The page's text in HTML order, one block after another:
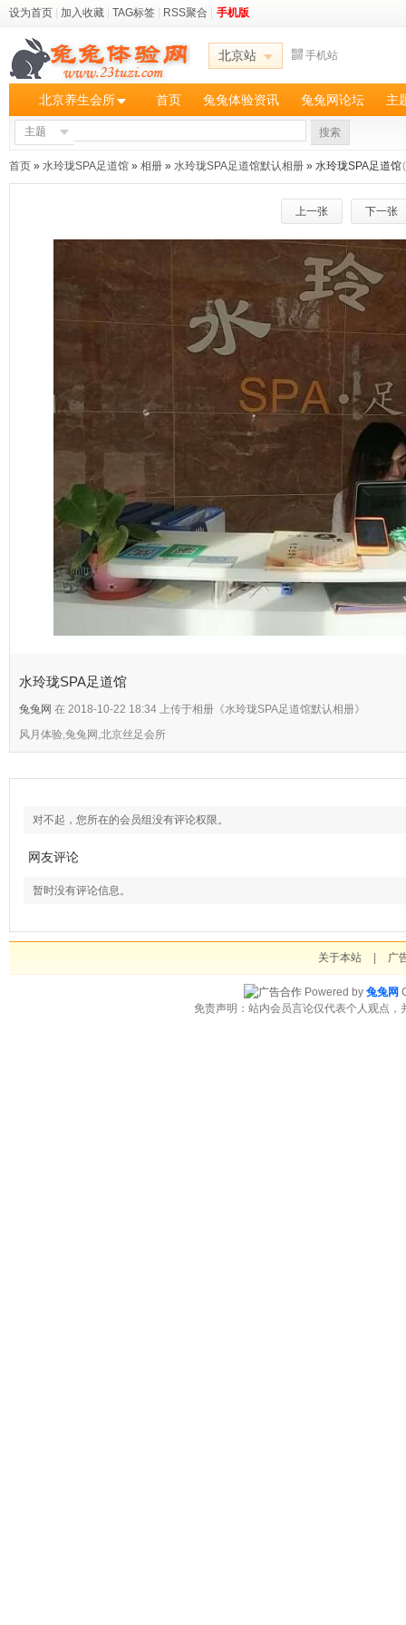
设为首页 加入收藏 TAG标签 RSS聚合 手机版
北京站 手机站
北京养生会所 首页 兔兔体验资讯 兔兔网论坛 主
主题 搜索
首页 » 水玲珑SPA足道馆 » 相册 » 水玲珑SPA足道馆默认相册 » 水玲珑SPA足道馆
上一张 下一张
水玲珑SPA足道馆
兔兔网 在 2018-10-22 18:34 上传于相册《水玲珑SPA足道馆默认相册》
风月体验,兔兔网,北京丝足会所
对不起，您所在的会员组没有评论权限。
网友评论
暂时没有评论信息。
关于本站 广
Powered by 兔兔网
免责声明：站内会员言论仅代表个人观点